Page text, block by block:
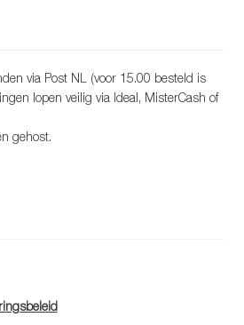
via Post NL (voor 15.00 besteld is
lopen veilig via Ideal, MisterCash of
gehost.